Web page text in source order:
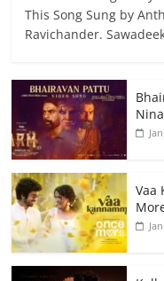
This Song Sung by
Ravichander.
Vaa